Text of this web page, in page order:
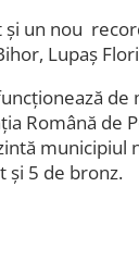
şi un nou
Lupaş
Română de
municipiul
şi 5 de bronz.